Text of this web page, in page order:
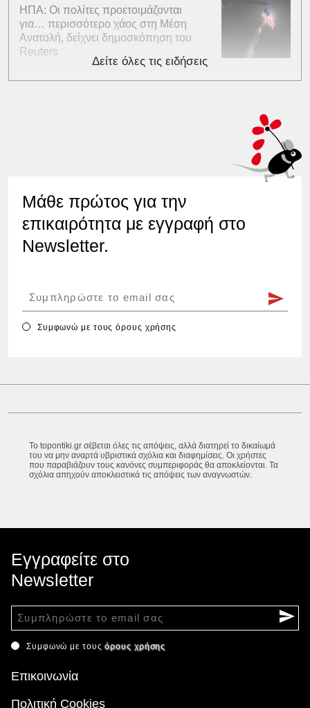
ΗΠΑ: Οι πολίτες προετοιμάζονται
για… περισσότερο χάος στη Μέση
Ανατολή, δείχνει δημοσκόπηση του
Reuters
Δείτε όλες τις ειδήσεις
Μάθε πρώτος για την
επικαιρότητα με εγγραφή στο
Newsletter.
Συμφωνώ με τουςόρους χρήσης
Το topontiki.gr σέβεται όλες τις απόψεις, αλλά διατηρεί το δικαίωμά
του να μην αναρτά υβριστικά σχόλια και διαφημίσεις. Οι χρήστες
που παραβιάζουν τους κανόνες συμπεριφοράς θα αποκλείονται. Τα
σχόλια απηχούν αποκλειστικά τις απόψεις των αναγνωστών.
Εγγραφείτε στο
Newsletter
Συμφωνώ με τουςόρους χρήσης
Επικοινωνία
Πολιτική Cookies